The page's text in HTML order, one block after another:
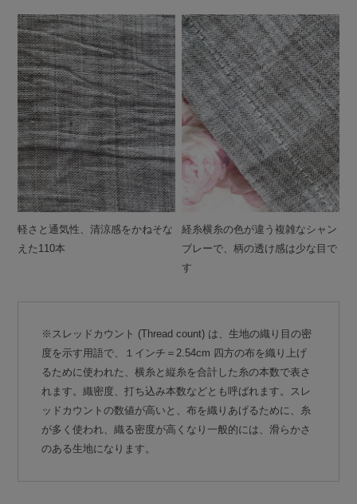
軽さと通気性、清涼感をかねそな
えた110本
経糸横糸の色が違う複雑なシャン
ブレーで、柄の透け感は少な目で
す
※スレッドカウント (Thread count) は、生地の織り目の密
度を示す用語で、１インチ＝2.54cm 四方の布を織り上げ
るために使われた、横糸と縦糸を合計した糸の本数で表さ
れます。織密度、打ち込み本数などとも呼ばれます。スレ
ッドカウントの数値が高いと、布を織りあげるために、糸
が多く使われ、織る密度が高くなり一般的には、滑らかさ
のある生地になります。